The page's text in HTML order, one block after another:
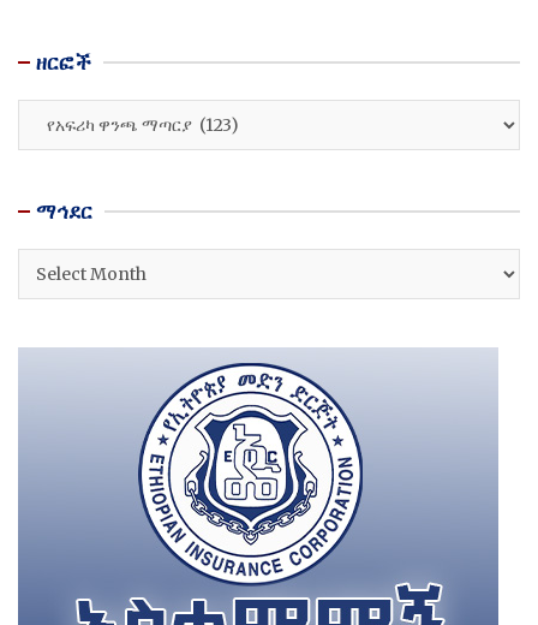
ዘርፎች
ማኅደር
ማኅደር